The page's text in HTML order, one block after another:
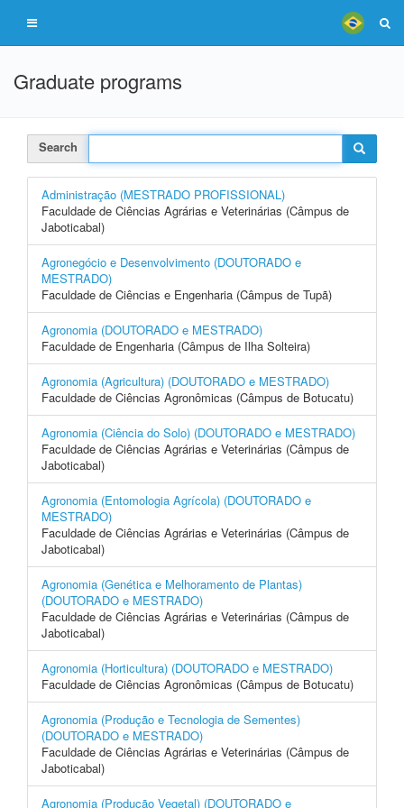
Graduate programs
Search
Administração (MESTRADO PROFISSIONAL)
Faculdade de Ciências Agrárias e Veterinárias (Câmpus de
Jaboticabal)
Agronegócio e Desenvolvimento (DOUTORADO e
MESTRADO)
Faculdade de Ciências e Engenharia (Câmpus de Tupã)
Agronomia (DOUTORADO e MESTRADO)
Faculdade de Engenharia (Câmpus de Ilha Solteira)
Agronomia (Agricultura) (DOUTORADO e MESTRADO)
Faculdade de Ciências Agronômicas (Câmpus de Botucatu)
Agronomia (Ciência do Solo) (DOUTORADO e MESTRADO)
Faculdade de Ciências Agrárias e Veterinárias (Câmpus de
Jaboticabal)
Agronomia (Entomologia Agrícola) (DOUTORADO e
MESTRADO)
Faculdade de Ciências Agrárias e Veterinárias (Câmpus de
Jaboticabal)
Agronomia (Genética e Melhoramento de Plantas)
(DOUTORADO e MESTRADO)
Faculdade de Ciências Agrárias e Veterinárias (Câmpus de
Jaboticabal)
Agronomia (Horticultura) (DOUTORADO e MESTRADO)
Faculdade de Ciências Agronômicas (Câmpus de Botucatu)
Agronomia (Produção e Tecnologia de Sementes)
(DOUTORADO e MESTRADO)
Faculdade de Ciências Agrárias e Veterinárias (Câmpus de
Jaboticabal)
Agronomia (Produção Vegetal) (DOUTORADO e